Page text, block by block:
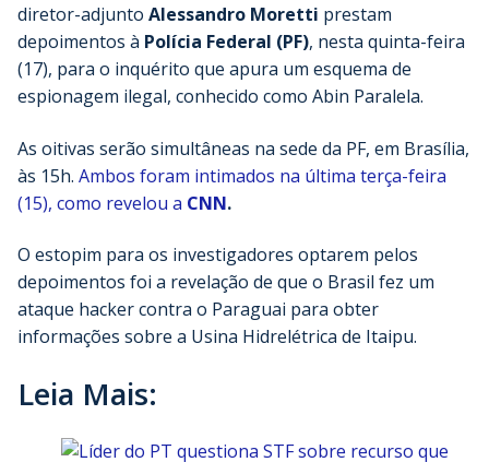
diretor-adjunto Alessandro Moretti prestam
depoimentos à Polícia Federal (PF), nesta quinta-feira
(17), para o inquérito que apura um esquema de
espionagem ilegal, conhecido como Abin Paralela.
As oitivas serão simultâneas na sede da PF, em Brasília,
às 15h. Ambos foram intimados na última terça-feira
(15), como revelou a CNN.
O estopim para os investigadores optarem pelos
depoimentos foi a revelação de que o Brasil fez um
ataque hacker contra o Paraguai para obter
informações sobre a Usina Hidrelétrica de Itaipu.
Leia Mais: